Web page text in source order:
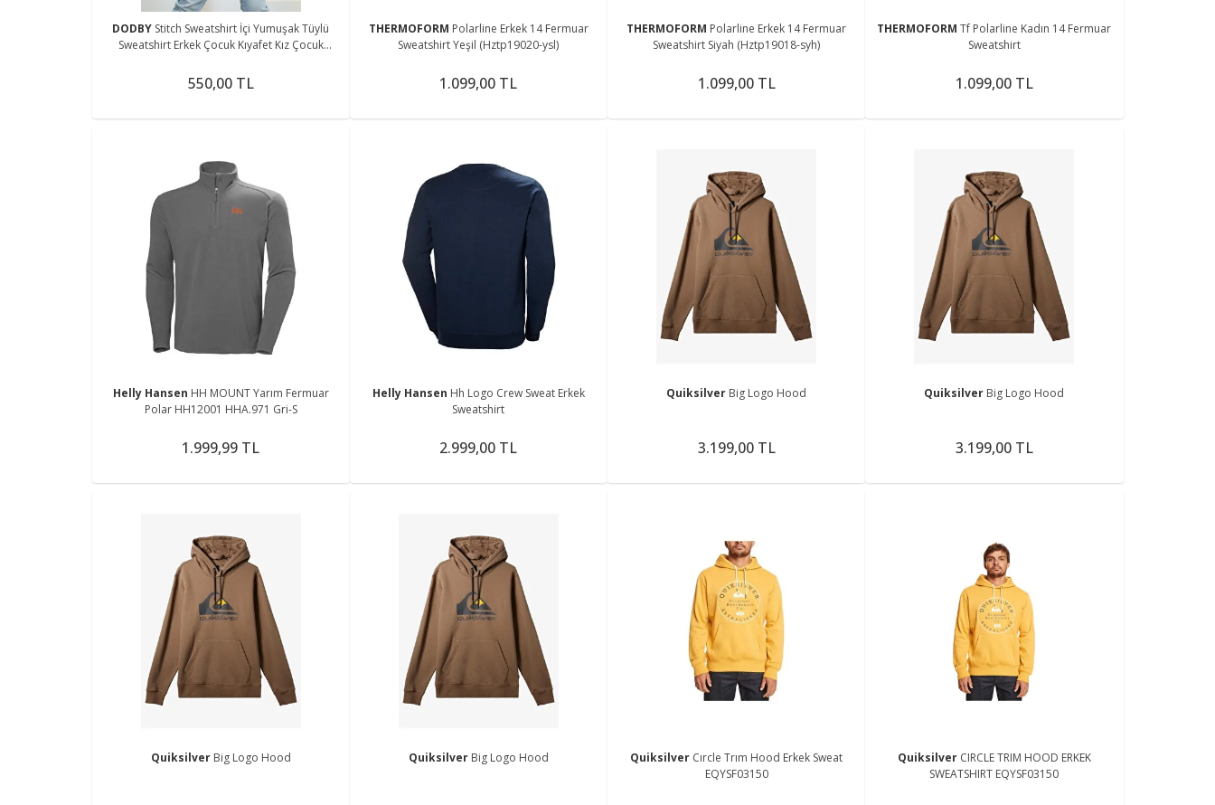
DODBY Stitch Sweatshirt İçi Yumuşak Tüylü
Sweatshirt Erkek Çocuk Kıyafet Kız Çocuk
550,00 TL
THERMOFORM Polarline Erkek 14 Fermuar
Sweatshirt Yeşil (Hztp19020-ysl)
1.099,00 TL
THERMOFORM Polarline Erkek 14 Fermuar
Sweatshirt Siyah (Hztp19018-syh)
1.099,00 TL
THERMOFORMTf Polarline Kadın 14 Fermuar
Sweatshirt
1.099,00 TL
Helly Hansen HH MOUNT Yarım Fermuar
Polar HH12001 HHA.971 Gri-S
1.999,99 TL
Helly Hansen Hh Logo Crew Sweat Erkek
Sweatshirt
2.999,00 TL
Quiksilver Big Logo Hood
3.199,00 TL
Quiksilver Big Logo Hood
3.199,00 TL
Quiksilver Big Logo Hood Quiksilver Big Logo Hood Quiksilver Cırcle Trım Hood Erkek Sweat
EQYSF03150
Quiksilver CIRCLE TRIM HOOD ERKEK
SWEATSHIRT EQYSF03150